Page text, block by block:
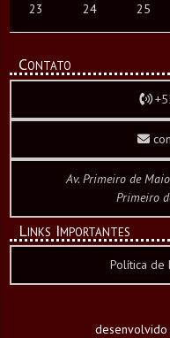
23 24 25
Contato
Av. Primeiro de
Primeiro
Links Importantes
Política de